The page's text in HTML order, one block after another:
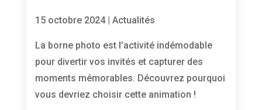
15 octobre 2024| Actualités
La borne photo est l’activité indémodable
pour divertir vos invités et capturer des
moments mémorables. Découvrez pourquoi
vous devriez choisir cette animation !